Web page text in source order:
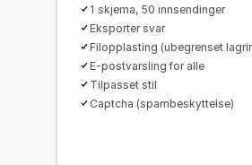
1 skjema, 50 innsendinger
Eksporter svar
Filopplasting (ubegrenset
E-postvarsling for alle
Tilpasset stil
Captcha (spambeskyttelse)